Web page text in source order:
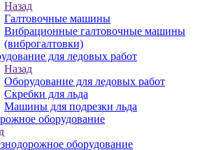
Назад
Галтовочные машины
Вибрационные галтовочные машины
(виброгалтовки)
для ледовых работ
Назад
Оборудование для ледовых работ
Скребки для льда
Машины для подрезки льда
оборудование
оборудование